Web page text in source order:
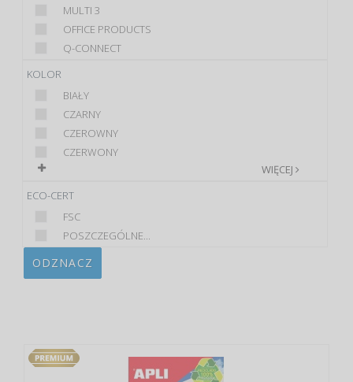
MULTI 3
OFFICE PRODUCTS
Q-CONNECT
KOLOR
BIAŁY
CZARNY
CZEROWNY
CZERWONY
WIĘCEJ
ECO-CERT
FSC
POSZCZEGÓLNE...
ODZNACZ
Klauzula Informacyjna (rozwiń)
Lista Zaufanych Partnerów (rozwiń)